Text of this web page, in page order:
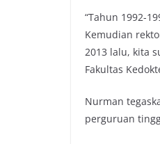
“Tahun 1992-
Kemudian
2013 lalu, kita
Fakultas
Nurman
perguruan